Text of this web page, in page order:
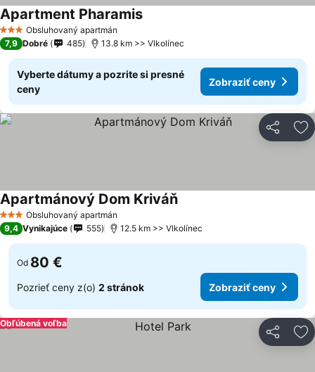
3 Počet hviezdičiek
Obsluhovaný apartmán
Apartment Pharamis
7,9 Dobré 485 13.8 km >> Vlkolínec
Vyberte dátumy a pozrite si presné
ceny
Zobraziť ceny
Zdieľať
3 Počet hviezdičiek
Obsluhovaný apartmán
Apartmánový Dom Kriváň
9,4 Vynikajúce 555 12.5 km >> Vlkolínec
Od 80 €
Pozrieť ceny z(o) 2 stránok Zobraziť ceny
Zdieľať
Obľúbená voľba